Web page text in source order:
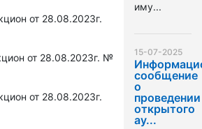
от 28.08.2023г.
от 28.08.2023г. №
от 28.08.2023г.
иму...
15-07-2025
сообщение
о
проведении
открытого
ау...